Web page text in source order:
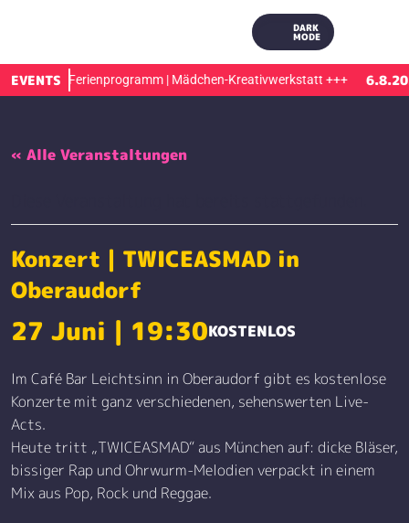
DARK
MODE
EVENTS
6.8.2026Ferienprogramm | Mädchen-Kreativwerkstatt+++
« Alle Veranstaltungen
Konzert | TWICEASMAD in
Oberaudorf
27 Juni | 19:30KOSTENLOS
Im Café Bar Leichtsinn in Oberaudorf gibt es kostenlose
Konzerte mit ganz verschiedenen, sehenswerten Live-
Acts.
Heute tritt „TWICEASMAD“ aus München auf: dicke Bläser,
bissiger Rap und Ohrwurm-Melodien verpackt in einem
Mix aus Pop, Rock und Reggae.